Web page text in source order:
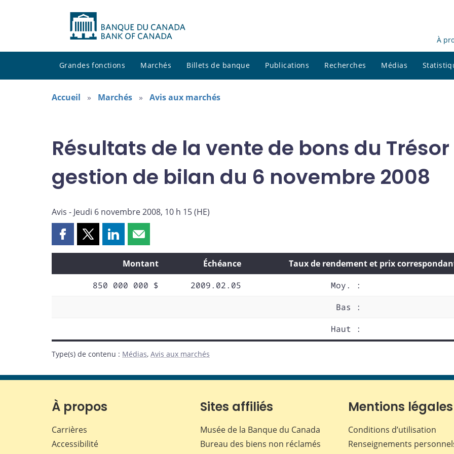
À
Grandes fonctions Marchés Billets de banque Publications Recherches Médias
Accueil Marchés Avis aux marchés
Résultats de la vente de bons du
gestion de bilan du 6 novembre 2008
Avis - Jeudi 6 novembre 2008, 10 h 15 (HE)
Partager
cette
sur
Facebook
Partager
cette
sur
Partager
cette
page
sur
LinkedIn
Partager
cette
page
par
courriel
Montant Échéance Taux de rendement et prix
850 000 000 $
2009.02.05 Moy. :
Bas :
Haut :
Type(s) de contenu : Médias, Avis aux marchés
À propos
Carrières
Accessibilité
Sites affiliés
Musée de la Banque du Canada
Bureau des biens non réclamés
Mentions légales
Conditions d’utilisation
Renseignements